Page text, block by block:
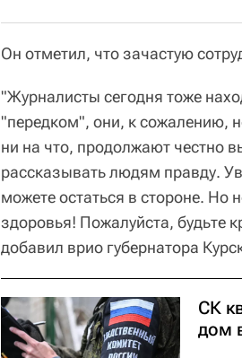
Он отметил, что зачастую
"Журналисты сегодня тоже
"передком", они, к сожалению,
ни на что, продолжают честно
рассказывать людям правду.
можете остаться в стороне. Но
здоровья! Пожалуйста, будьте
добавил врио губернатора
СК
дом